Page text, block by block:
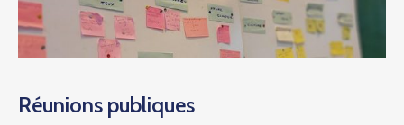
Réunions publiques